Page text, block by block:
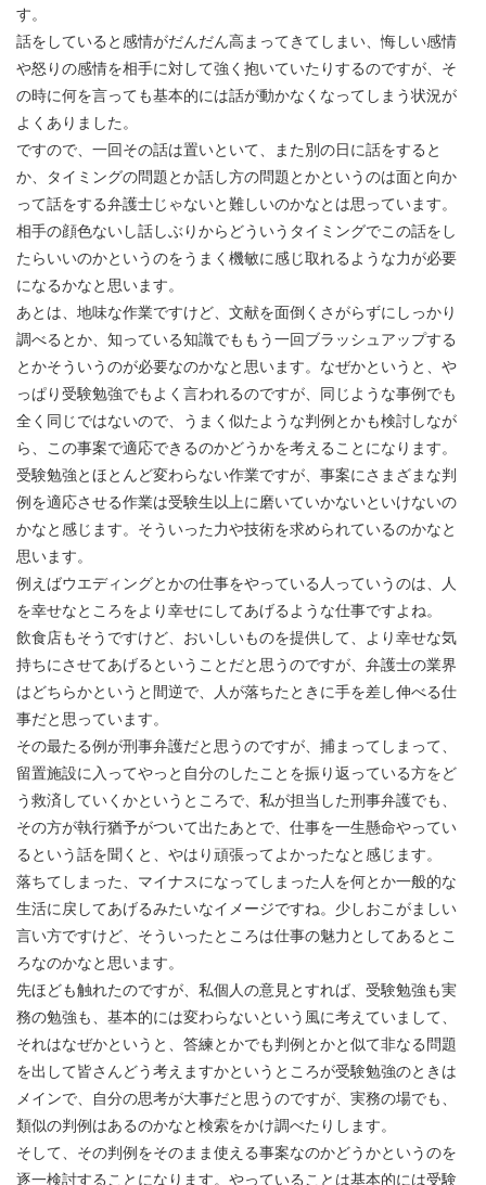
す。
話をしていると感情がだんだん高まってきてしまい、悔しい感情
や怒りの感情を相手に対して強く抱いていたりするのですが、そ
の時に何を言っても基本的には話が動かなくなってしまう状況が
よくありました。
ですので、一回その話は置いといて、また別の日に話をすると
か、タイミングの問題とか話し方の問題とかというのは面と向か
って話をする弁護士じゃないと難しいのかなとは思っています。
相手の顔色ないし話しぶりからどういうタイミングでこの話をし
たらいいのかというのをうまく機敏に感じ取れるような力が必要
になるかなと思います。
あとは、地味な作業ですけど、文献を面倒くさがらずにしっかり
調べるとか、知っている知識でももう一回ブラッシュアップする
とかそういうのが必要なのかなと思います。なぜかというと、や
っぱり受験勉強でもよく言われるのですが、同じような事例でも
全く同じではないので、うまく似たような判例とかも検討しなが
ら、この事案で適応できるのかどうかを考えることになります。
受験勉強とほとんど変わらない作業ですが、事案にさまざまな判
例を適応させる作業は受験生以上に磨いていかないといけないの
かなと感じます。そういった力や技術を求められているのかなと
思います。
例えばウエディングとかの仕事をやっている人っていうのは、人
を幸せなところをより幸せにしてあげるような仕事ですよね。
飲食店もそうですけど、おいしいものを提供して、より幸せな気
持ちにさせてあげるということだと思うのですが、弁護士の業界
はどちらかというと間逆で、人が落ちたときに手を差し伸べる仕
事だと思っています。
その最たる例が刑事弁護だと思うのですが、捕まってしまって、
留置施設に入ってやっと自分のしたことを振り返っている方をど
う救済していくかというところで、私が担当した刑事弁護でも、
その方が執行猶予がついて出たあとで、仕事を一生懸命やってい
るという話を聞くと、やはり頑張ってよかったなと感じます。
落ちてしまった、マイナスになってしまった人を何とか一般的な
生活に戻してあげるみたいなイメージですね。少しおこがましい
言い方ですけど、そういったところは仕事の魅力としてあるとこ
ろなのかなと思います。
先ほども触れたのですが、私個人の意見とすれば、受験勉強も実
務の勉強も、基本的には変わらないという風に考えていまして、
それはなぜかというと、答練とかでも判例とかと似て非なる問題
を出して皆さんどう考えますかというところが受験勉強のときは
メインで、自分の思考が大事だと思うのですが、実務の場でも、
類似の判例はあるのかなと検索をかけ調べたりします。
そして、その判例をそのまま使える事案なのかどうかというのを
逐一検討することになります。やっていることは基本的には受験